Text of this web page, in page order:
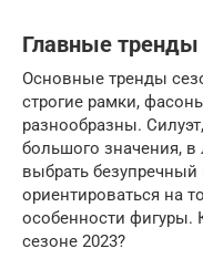
Главные тренды
Основные тренды
строгие рамки,
разнообразны.
большого значения,
выбрать безупречный
ориентироваться на
особенности фигуры.
сезоне 2023?